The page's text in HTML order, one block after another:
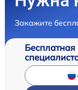
Закажите
Бесплатная